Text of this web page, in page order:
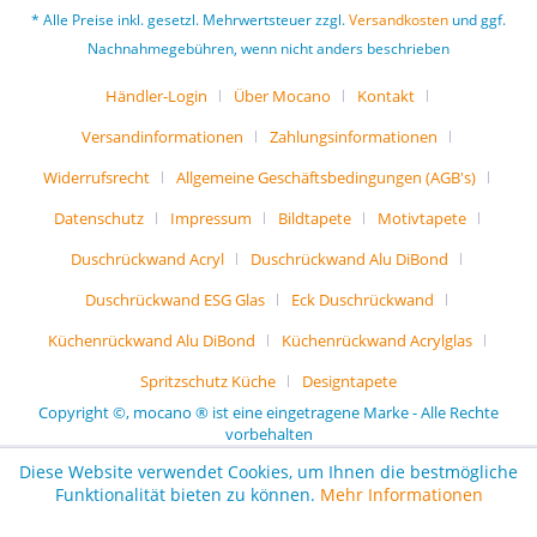
* Alle Preise inkl. gesetzl. Mehrwertsteuer zzgl.Versandkosten und ggf.
Nachnahmegebühren, wenn nicht anders beschrieben
Händler-Login Über Mocano
Kontakt
Versandinformationen
Zahlungsinformationen
Widerrufsrecht
Allgemeine Geschäftsbedingungen (AGB's)
Datenschutz
Impressum Bildtapete
Motivtapete
Duschrückwand Acryl
Duschrückwand Alu DiBond
Duschrückwand ESG Glas
Eck Duschrückwand
Küchenrückwand Alu DiBond
Küchenrückwand Acrylglas
Spritzschutz Küche
Designtapete
Copyright ©, mocano ® ist eine eingetragene Marke - Alle Rechte
vorbehalten
Diese Website verwendet Cookies, um Ihnen die bestmögliche
Funktionalität bieten zu können. Mehr Informationen